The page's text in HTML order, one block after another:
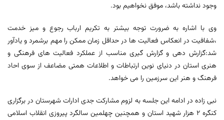
وجود نداشته باشد، موفق نخواهیم بود.
وی با اشاره به ضرورت توجه بیشتر به تکریم ارباب رجوع و میز خدمت
،شفافیت در انعکاس فعالیت ها در حداقل زمان ممکن را مهم برشمرد و یادآور
شد:گزارش دهی و گزارش گیری مناسب از عملکرد فعالیت های فرهنگی و
هنری استان در دنیای نوین ارتباطات و اطلاعات همتی مضاعف از سوی احاد
فرهنگ و هنر این سرزمین را می خواهد.
نبی زاده در ادامه این جلسه به لزوم مشارکت جدی ادارات شهرستان در برگزاری
کنگره ٢ هزار شهید استان و همچنین چهلمین سالگرد پیروزی انقلاب اسلامی